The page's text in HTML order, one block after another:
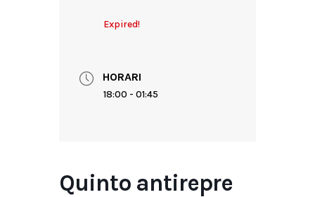
Expired!
HORARI
18:00 - 01:45
Quinto antirepre